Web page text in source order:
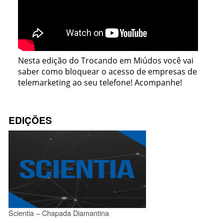
Nesta edição do Trocando em Miúdos você vai
saber como bloquear o acesso de empresas de
telemarketing ao seu telefone! Acompanhe!
EDIÇÕES
Scientia – Chapada Diamantina